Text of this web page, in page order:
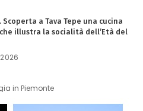
Scoperta a Tava Tepe una cucina
illustra la socialità dell’Età del
in Piemonte